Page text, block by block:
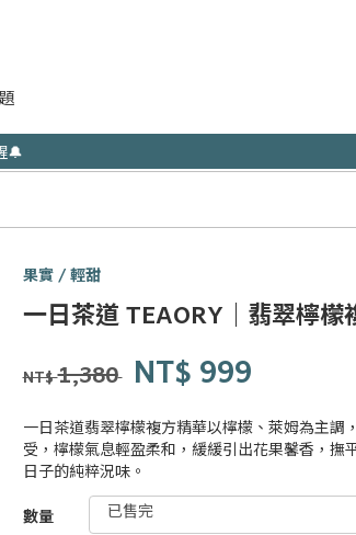
🔔
果實 / 輕甜
一日茶道 TEAORY｜翡翠檸
Y0106
一日
茶事
lit-
tê-
NT$1,380 NT$ 999
一日茶道翡翠檸檬複方精華以檸檬、萊姆為主調
受，檸檬氣息輕盈柔和，緩緩引出花果馨香，撫
日子的純粹況味。
GOODS000000000000001016742
數量